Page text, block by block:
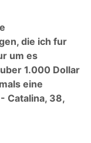
die ich fur
um es
1.000 Dollar
eine
Catalina, 38,